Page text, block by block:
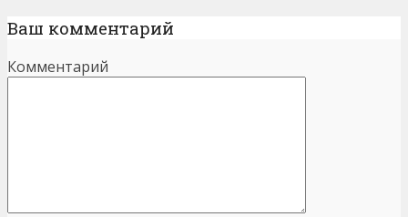
Ваш комментарий
Комментарий